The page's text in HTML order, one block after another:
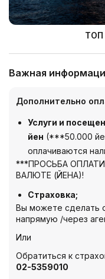
ТОП
Важная
Дополнительно
Услуги и
йен (***50.000
оплачиваются
***ПРОСЬБА
ВАЛЮТЕ (ЙЕНА)!
Страховка;
Вы можете сделать
напрямую /через
Или
Обратиться к
02-5359010